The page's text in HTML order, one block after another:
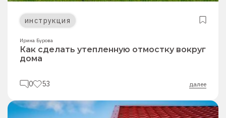
инструкция
Ирина Бурова
Как сделать утепленную отмостку вокруг
дома
0 53 далее